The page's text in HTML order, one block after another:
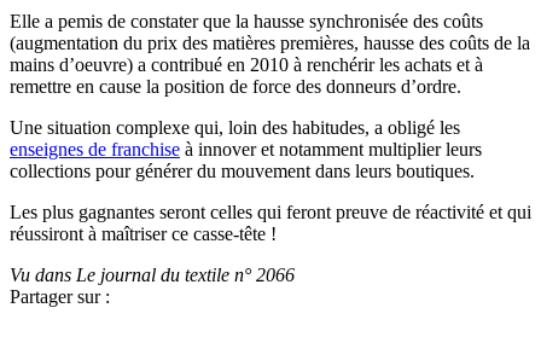
Elle a pemis de constater que la hausse synchronisée des coûts
(augmentation du prix des matières premières, hausse des coûts de la
mains d’oeuvre) a contribué en 2010 à renchérir les achats et à
remettre en cause la position de force des donneurs d’ordre.
Une situation complexe qui, loin des habitudes, a obligé les
enseignes de franchise à innover et notamment multiplier leurs
collections pour générer du mouvement dans leurs boutiques.
Les plus gagnantes seront celles qui feront preuve de réactivité et qui
réussiront à maîtriser ce casse-tête !
Vu dans Le journal du textile n° 2066
Partager sur :